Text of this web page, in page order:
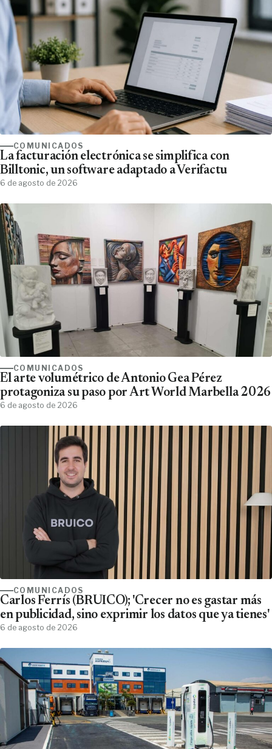
COMUNICADOS
La facturación electrónica se simplifica con
Billtonic, un software adaptado a Verifactu
6 de agosto de 2026
COMUNICADOS
El arte volumétrico de Antonio Gea Pérez
protagoniza su paso por Art World Marbella 2026
6 de agosto de 2026
COMUNICADOS
Carlos Ferrís (BRUICO); 'Crecer no es gastar más
en publicidad, sino exprimir los datos que ya tienes'
6 de agosto de 2026